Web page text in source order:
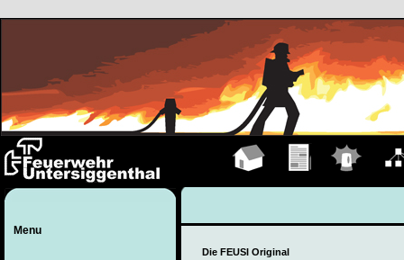
Menu
Die FEUSI Original